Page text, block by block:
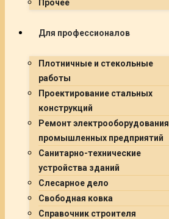
Прочее
Для профессионалов
Плотничные и стекольные
работы
Проектирование стальных
конструкций
Ремонт электрооборудования
промышленных предприятий
Санитарно-технические
устройства зданий
Слесарное дело
Свободная ковка
Справочник строителя